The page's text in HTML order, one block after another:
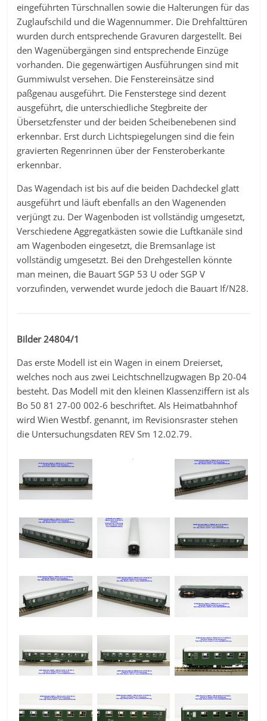
eingeführten Türschnallen sowie die Halterungen für das
Zuglaufschild und die Wagennummer. Die Drehfalttüren
wurden durch entsprechende Gravuren dargestellt. Bei
den Wagenübergängen sind entsprechende Einzüge
vorhanden. Die gegenwärtigen Ausführungen sind mit
Gummiwulst versehen. Die Fenstereinsätze sind
paßgenau ausgeführt. Die Fensterstege sind dezent
ausgeführt, die unterschiedliche Stegbreite der
Übersetzfenster und der beiden Scheibenebenen sind
erkennbar. Erst durch Lichtspiegelungen sind die fein
gravierten Regenrinnen über der Fensteroberkante
erkennbar.
Das Wagendach ist bis auf die beiden Dachdeckel glatt
ausgeführt und läuft ebenfalls an den Wagenenden
verjüngt zu. Der Wagenboden ist vollständig umgesetzt,
Verschiedene Aggregatkästen sowie die Luftkanäle sind
am Wagenboden eingesetzt, die Bremsanlage ist
vollständig umgesetzt. Bei den Drehgestellen könnte
man meinen, die Bauart SGP 53 U oder SGP V
vorzufinden, verwendet wurde jedoch die Bauart If/N28.
Bilder 24804/1
Das erste Modell ist ein Wagen in einem Dreierset,
welches noch aus zwei Leichtschnellzugwagen Bp 20-04
besteht. Das Modell mit den kleinen Klassenziffern ist als
Bo 50 81 27-00 002-6 beschriftet. Als Heimatbahnhof
wird Wien Westbf. genannt, im Revisionsraster stehen
die Untersuchungsdaten REV Sm 12.02.79.